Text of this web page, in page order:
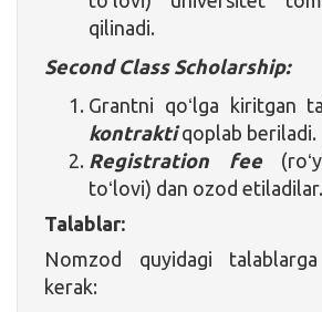
qilinadi.
Second Class Scholarship:
Grantni qoʻlga kiritgan
kontraktiqoplab beriladi.
Registration fee
toʻlovi) dan ozod etiladilar.
Talablar:
Nomzod quyidagi
kerak: